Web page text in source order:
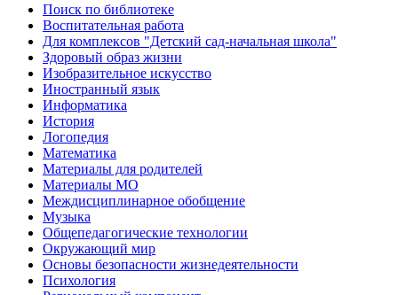
Поиск по библиотеке
Воспитательная работа
Для комплексов "Детский сад-начальная школа"
Здоровый образ жизни
Изобразительное искусство
Иностранный язык
Информатика
История
Логопедия
Математика
Материалы для родителей
Материалы МО
Междисциплинарное обобщение
Музыка
Общепедагогические технологии
Окружающий мир
Основы безопасности жизнедеятельности
Психология